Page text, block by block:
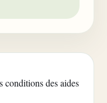
conditions des aides